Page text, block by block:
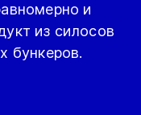
и
из силосов
бункеров.